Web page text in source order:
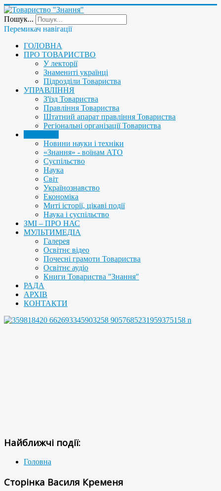
Пошук...
Перемикач навігації
ГОЛОВНА
ПРО ТОВАРИСТВО
У лекторії
Знамениті українці
Підрозділи Товариства
УПРАВЛІННЯ
З'їзд Товариства
Правління Товариства
Штатний апарат правління Товариства
Регіональні організації Товариства
Новини науки і техніки
«Знання» - воїнам АТО
Суспільство
Наука
Світ
Українознавство
Економіка
Миті історії, цікаві події
Наука і суспільство
ЗМІ – ПРО НАС
МУЛЬТИМЕДІА
Галерея
Освітнє відео
Почесні грамоти Товариства
Освітнє аудіо
Книги Товариства "Знання"
РАДА
АРХІВ
КОНТАКТИ
Найближчі події:
Головна
Сторінка Василя Кременя